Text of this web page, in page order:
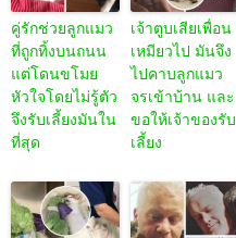
คู่รักช่วยลูกแมว
ที่ถูกทิ้งบนถนน
แต่โดนขโมย
หัวใจโดยไม่รู้ตัว
จึงรับเลี้ยงมันใน
ที่สุด
เจ้าตูบเสียเพื่อน
เหมียวไป มันจึง
ไปคาบลูกแมว
จรเข้าบ้าน และ
ขอให้เจ้าของรับ
เลี้ยง